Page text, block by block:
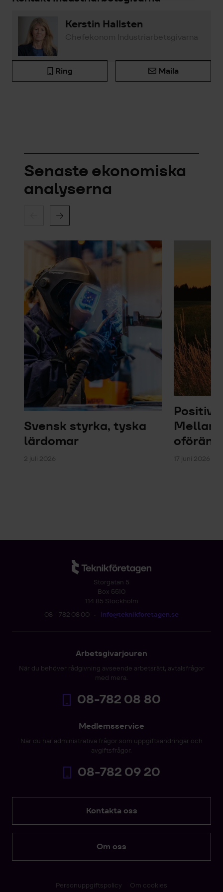
Kerstin Hallsten
Chefekonom Industriarbetsgivarna
Ring Maila
Senaste ekonomiska
analyserna
Svensk styrka, tyska
lärdomar
2 juli 2026
Positiv
17 juni 2026 –
Storgatan 5
Box 5510
114 85 Stockholm
08 - 782 08 00 • info@teknikforetagen.se
Arbetsgivarjouren
När du behöver rådgivning avseende arbetsrätt, avtalsfrågor
med mera.
08-782 08 80
Medlemsservice
När du har administrativa frågor som uppgiftsändringar och
avgiftsfrågor.
08-782 09 20
Kontakta oss
Om oss
Personuppgiftspolicy Om cookies